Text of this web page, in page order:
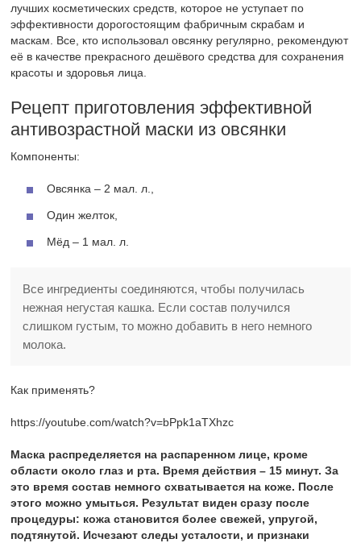
лучших косметических средств, которое не уступает по
эффективности дорогостоящим фабричным скрабам и
маскам. Все, кто использовал овсянку регулярно, рекомендуют
её в качестве прекрасного дешёвого средства для сохранения
красоты и здоровья лица.
Рецепт приготовления эффективной
антивозрастной маски из овсянки
Компоненты:
Овсянка – 2 мал. л.,
Один желток,
Мёд – 1 мал. л.
Все ингредиенты соединяются, чтобы получилась
нежная негустая кашка. Если состав получился
слишком густым, то можно добавить в него немного
молока.
Как применять?
https://youtube.com/watch?v=bPpk1aTXhzc
Маска распределяется на распаренном лице, кроме
области около глаз и рта. Время действия – 15 минут. За
это время состав немного схватывается на коже. После
этого можно умыться. Результат виден сразу после
процедуры: кожа становится более свежей, упругой,
подтянутой. Исчезают следы усталости, и признаки